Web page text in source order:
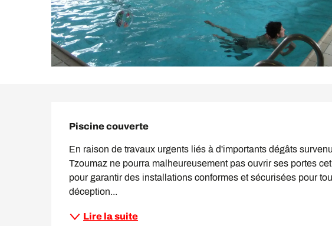
Piscine couverte
En raison de travaux urgents liés à d'importants dégâts
Tzoumaz ne pourra malheureusement pas ouvrir ses portes
pour garantir des installations conformes et sécurisées pour
déception...
Lire la suite